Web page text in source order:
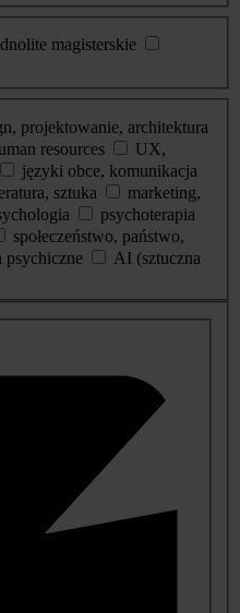
magisterskie
projektowanie, architektura
resources
UX,
języki obce, komunikacja
sztuka
marketing,
psychoterapia
społeczeństwo, państwo,
psychiczne
AI (sztuczna